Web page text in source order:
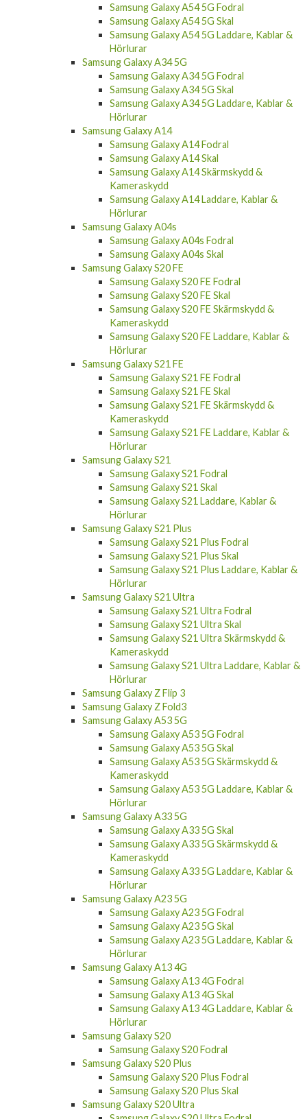
Samsung Galaxy A54 5G Fodral
Samsung Galaxy A54 5G Skal
Samsung Galaxy A54 5G Laddare, Kablar &
Hörlurar
Samsung Galaxy A34 5G
Samsung Galaxy A34 5G Fodral
Samsung Galaxy A34 5G Skal
Samsung Galaxy A34 5G Laddare, Kablar &
Hörlurar
Samsung Galaxy A14
Samsung Galaxy A14 Fodral
Samsung Galaxy A14 Skal
Samsung Galaxy A14 Skärmskydd &
Kameraskydd
Samsung Galaxy A14 Laddare, Kablar &
Hörlurar
Samsung Galaxy A04s
Samsung Galaxy A04s Fodral
Samsung Galaxy A04s Skal
Samsung Galaxy S20 FE
Samsung Galaxy S20 FE Fodral
Samsung Galaxy S20 FE Skal
Samsung Galaxy S20 FE Skärmskydd &
Kameraskydd
Samsung Galaxy S20 FE Laddare, Kablar &
Hörlurar
Samsung Galaxy S21 FE
Samsung Galaxy S21 FE Fodral
Samsung Galaxy S21 FE Skal
Samsung Galaxy S21 FE Skärmskydd &
Kameraskydd
Samsung Galaxy S21 FE Laddare, Kablar &
Hörlurar
Samsung Galaxy S21
Samsung Galaxy S21 Fodral
Samsung Galaxy S21 Skal
Samsung Galaxy S21 Laddare, Kablar &
Hörlurar
Samsung Galaxy S21 Plus
Samsung Galaxy S21 Plus Fodral
Samsung Galaxy S21 Plus Skal
Samsung Galaxy S21 Plus Laddare, Kablar &
Hörlurar
Samsung Galaxy S21 Ultra
Samsung Galaxy S21 Ultra Fodral
Samsung Galaxy S21 Ultra Skal
Samsung Galaxy S21 Ultra Skärmskydd &
Kameraskydd
Samsung Galaxy S21 Ultra Laddare, Kablar &
Hörlurar
Samsung Galaxy Z Flip 3
Samsung Galaxy Z Fold3
Samsung Galaxy A53 5G
Samsung Galaxy A53 5G Fodral
Samsung Galaxy A53 5G Skal
Samsung Galaxy A53 5G Skärmskydd &
Kameraskydd
Samsung Galaxy A53 5G Laddare, Kablar &
Hörlurar
Samsung Galaxy A33 5G
Samsung Galaxy A33 5G Skal
Samsung Galaxy A33 5G Skärmskydd &
Kameraskydd
Samsung Galaxy A33 5G Laddare, Kablar &
Hörlurar
Samsung Galaxy A23 5G
Samsung Galaxy A23 5G Fodral
Samsung Galaxy A23 5G Skal
Samsung Galaxy A23 5G Laddare, Kablar &
Hörlurar
Samsung Galaxy A13 4G
Samsung Galaxy A13 4G Fodral
Samsung Galaxy A13 4G Skal
Samsung Galaxy A13 4G Laddare, Kablar &
Hörlurar
Samsung Galaxy S20
Samsung Galaxy S20 Fodral
Samsung Galaxy S20 Plus
Samsung Galaxy S20 Plus Fodral
Samsung Galaxy S20 Plus Skal
Samsung Galaxy S20 Ultra